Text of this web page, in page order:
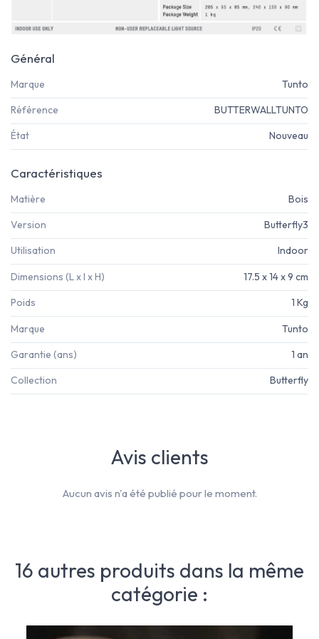
Général
Marque Tunto
Référence BUTTERWALLTUNTO
État Nouveau
Caractéristiques
Matière Bois
Version Butterfly3
Utilisation Indoor
Dimensions (L x l x H) 17.5 x 14 x 9 cm
Poids 1 Kg
Marque Tunto
Garantie (ans) 1 an
Collection Butterfly
Avis clients
Aucun avis n'a été publié pour le moment.
16 autres produits dans la même
catégorie :